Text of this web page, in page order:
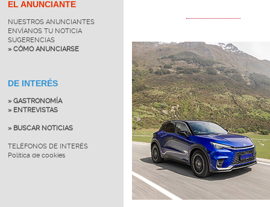
EL ANUNCIANTE
NUESTROS ANUNCIANTES
ENVÍANOS TU NOTICIA
SUGERENCIAS
» CÓMO ANUNCIARSE
DE INTERÉS
» GASTRONOMÍA
» ENTREVISTAS
» BUSCAR NOTICIAS
TELÉFONOS DE INTERÉS
Política de cookies